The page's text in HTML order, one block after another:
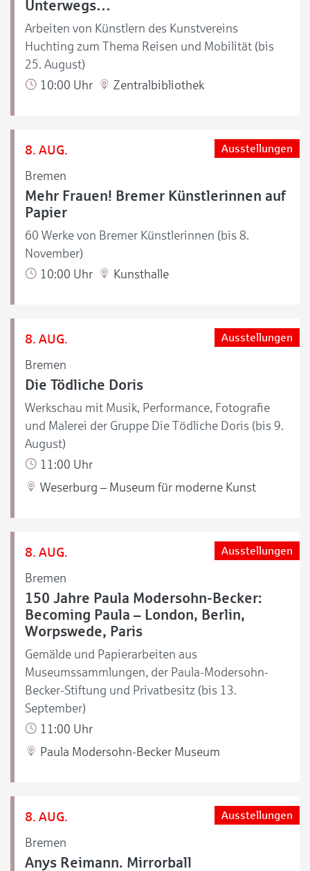
Unterwegs…
Arbeiten von Künstlern des Kunstvereins
Huchting zum Thema Reisen und Mobilität (bis
25. August)
10:00 Uhr
Zentralbibliothek
8. AUG.
Bremen
Ausstellungen
Mehr Frauen! Bremer Künstlerinnen auf
Papier
60 Werke von Bremer Künstlerinnen (bis 8.
November)
10:00 Uhr
Kunsthalle
8. AUG.
Bremen
Ausstellungen
Die Tödliche Doris
Werkschau mit Musik, Performance, Fotografie
und Malerei der Gruppe Die Tödliche Doris (bis 9.
August)
11:00 Uhr
Weserburg – Museum für moderne Kunst
8. AUG.
Bremen
Ausstellungen
150 Jahre Paula Modersohn-Becker:
Becoming Paula – London, Berlin,
Worpswede, Paris
Gemälde und Papierarbeiten aus
Museumssammlungen, der Paula-Modersohn-
Becker-Stiftung und Privatbesitz (bis 13.
September)
11:00 Uhr
Paula Modersohn-Becker Museum
8. AUG.
Bremen
Ausstellungen
Anys Reimann. Mirrorball